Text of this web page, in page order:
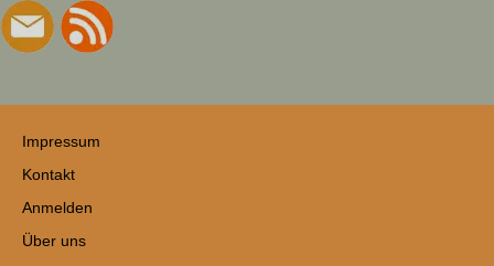
Impressum
Kontakt
Anmelden
Über uns